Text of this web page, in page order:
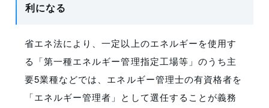
利になる
省エネ法により、一定以上のエネルギーを使用す
る「第一種エネルギー管理指定工場等」のうち主
要5業種などでは、エネルギー管理士の有資格者を
「エネルギー管理者」として選任することが義務